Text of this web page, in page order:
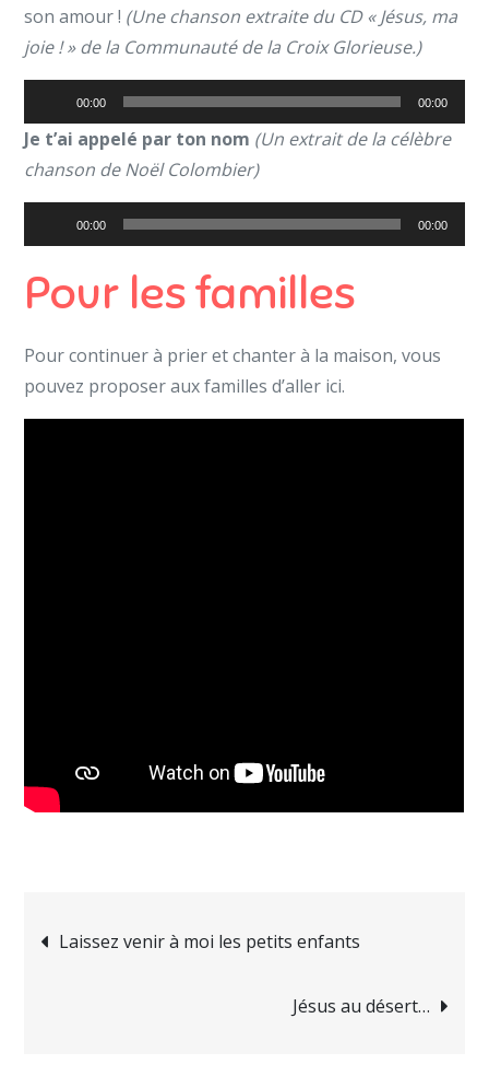
son amour ! (Une chanson extraite du CD « Jésus, ma
joie ! » de la Communauté de la Croix Glorieuse.)
Lecteur
audio
00:00 00:00
Je t’ai appelé par ton nom (Un extrait de la célèbre
chanson de Noël Colombier)
Lecteur
audio
00:00 00:00
Pour les familles
Pour continuer à prier et chanter à la maison, vous
pouvez proposer aux familles d’aller ici.
Navigation
Laissez venir à moi les petits enfants
Jésus au désert…